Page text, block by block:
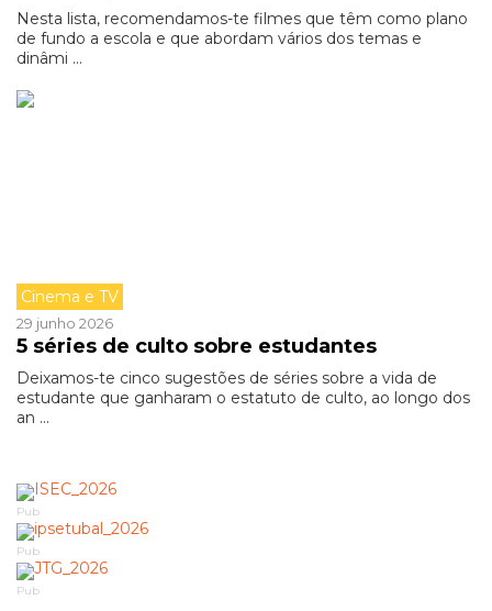
Nesta lista, recomendamos-te filmes que têm como plano
de fundo a escola e que abordam vários dos temas e
dinâmi ...
Cinema e TV
29 junho 2026
5 séries de culto sobre estudantes
Deixamos-te cinco sugestões de séries sobre a vida de
estudante que ganharam o estatuto de culto, ao longo dos
an ...
Pub
Pub
Pub